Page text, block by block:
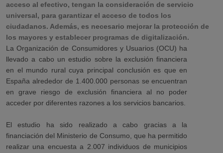
acceso al efectivo, tengan la consideración de servicio
universal, para garantizar el acceso de todos los
ciudadanos. Además, es necesario mejorar la protección de
los mayores y establecer programas de digitalización.
La Organización de Consumidores y Usuarios (OCU) ha
llevado a cabo un estudio sobre la exclusión financiera
en el mundo rural cuya principal conclusión es que en
España alrededor de 1.400.000 personas se encuentran
en grave riesgo de exclusión financiera al no poder
acceder por diferentes razones a los servicios bancarios.
El estudio ha sido realizado a cabo gracias a la
financiación del Ministerio de Consumo, que ha permitido
realizar una encuesta a 2.007 individuos de municipios